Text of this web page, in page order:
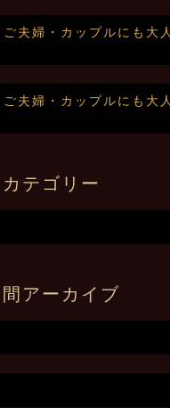
夫婦・カップルにも大人
夫婦・カップルにも大人
カテゴリー
間アーカイブ